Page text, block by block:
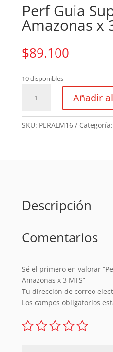
Perf Guia
Amazonas x
$89.100
10 disponibles
Guia
Puerta
Añadir
SKU: PERALM16 Categoría:
Descripción
Comentarios
Sé el primero en valorar
Amazonas x 3 MTS”
Tu dirección de correo
Los campos obligatorios